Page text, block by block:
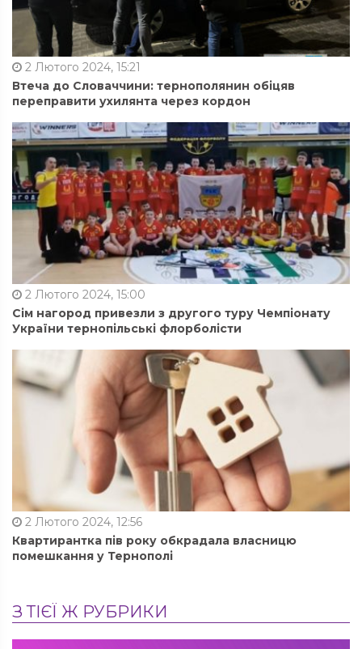
2 Лютого 2024, 15:21
Втеча до Словаччини: тернополянин обіцяв
переправити ухилянта через кордон
2 Лютого 2024, 15:00
Сім нагород привезли з другого туру Чемпіонату
України тернопільські флорболісти
2 Лютого 2024, 12:56
Квартирантка пів року обкрадала власницю
помешкання у Тернополі
З ТІЄЇ Ж РУБРИКИ